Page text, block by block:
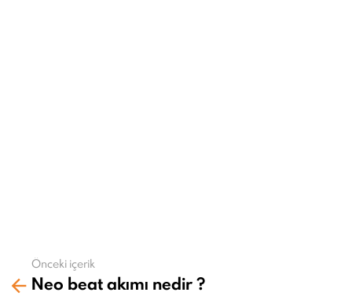
Daha
fazla
Önceki içerik
Neo beat akımı nedir ?